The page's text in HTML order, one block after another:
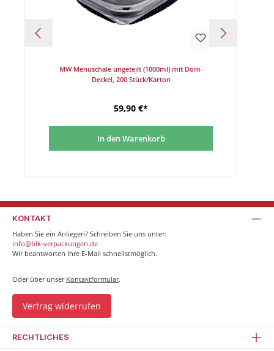
MW Menüschale ungeteilt (1000ml) mit Dom-
Deckel, 200 Stück/Karton
59,90 €*
In den Warenkorb
KONTAKT
Haben Sie ein Anliegen? Schreiben Sie uns unter:
info@blk-verpackungen.de
Wir beantworten Ihre E-Mail schnellstmöglich.
Oder über unser Kontaktformular.
Vertrag widerrufen
RECHTLICHES